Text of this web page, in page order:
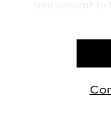
EINE BOUTIQUE
your consent to